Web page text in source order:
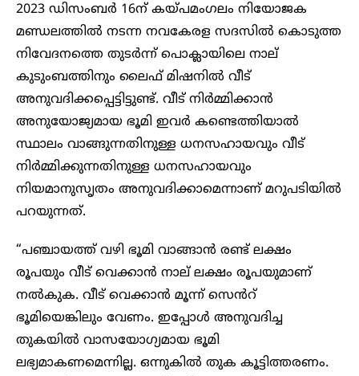
2023 ഡിസംബർ 16ന് കയ്പമംഗലം നിയോജക
മണ്ഡലത്തിൽ നടന്ന നവകേരള സദസിൽ കൊടുത്ത
നിവേദനത്തെ തുടർന്ന് പൊക്ലായിലെ നാല്
കുടുംബത്തിനും ലൈഫ് മിഷനിൽ വീട്
അനുവദിക്കപ്പെട്ടിട്ടുണ്ട്. വീട് നിർമ്മിക്കാൻ
അനുയോജ്യമായ ഭൂമി ഇവർ കണ്ടെത്തിയാൽ
സ്ഥാലം വാങ്ങുന്നതിനുള്ള ധനസഹായവും വീട്
നിർമ്മിക്കുന്നതിനുള്ള ധനസഹായവും
നിയമാനുസൃതം അനുവദിക്കാമെന്നാണ് മറുപടിയിൽ
പറയുന്നത്.
“പഞ്ചായത്ത് വഴി ഭൂമി വാങ്ങാൻ രണ്ട് ലക്ഷം
രൂപയും വീട് വെക്കാൻ നാല് ലക്ഷം രൂപയുമാണ്
നൽകുക. വീട് വെക്കാൻ മൂന്ന് സെൻറ്
ഭൂമിയെങ്കിലും വേണം. ഇപ്പോൾ അനുവദിച്ച
തുകയിൽ വാസയോഗ്യമായ ഭൂമി
ലഭ്യമാകണമെന്നില്ല. ഒന്നുകിൽ തുക കൂട്ടിത്തരണം.